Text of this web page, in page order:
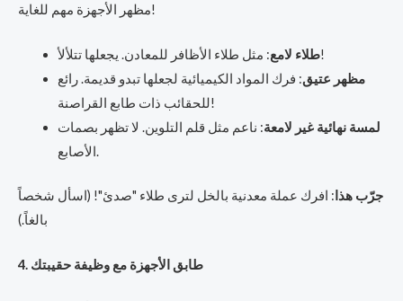
مظهر الأجهزة مهم للغاية!
طلاء لامع: مثل طلاء الأظافر للمعادن. يجعلها تتلألأ!
مظهر عتيق: فرك المواد الكيميائية لجعلها تبدو قديمة. رائع
للحقائب ذات طابع القراصنة!
لمسة نهائية غير لامعة: ناعم مثل قلم التلوين. لا تظهر بصمات
الأصابع.
جرّب هذا : افرك عملة معدنية بالخل لترى طلاء "صدئ"! (اسأل شخصاً
بالغاً.)
4. طابق الأجهزة مع وظيفة حقيبتك